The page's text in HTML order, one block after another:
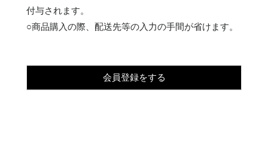
付与されます。
○商品購入の際、配送先等の入力の手間が省けます。
会員登録をする